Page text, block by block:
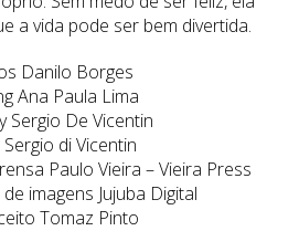
a vida pode ser bem divertida.
Danilo Borges
Ana Paula Lima
Sergio De Vicentin
Sergio di Vicentin
Paulo Vieira – Vieira Press
imagens Jujuba Digital
Tomaz Pinto